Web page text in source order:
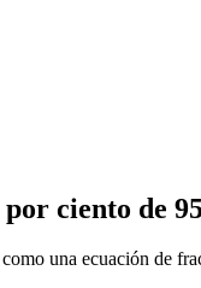
ciento de
una ecuación de